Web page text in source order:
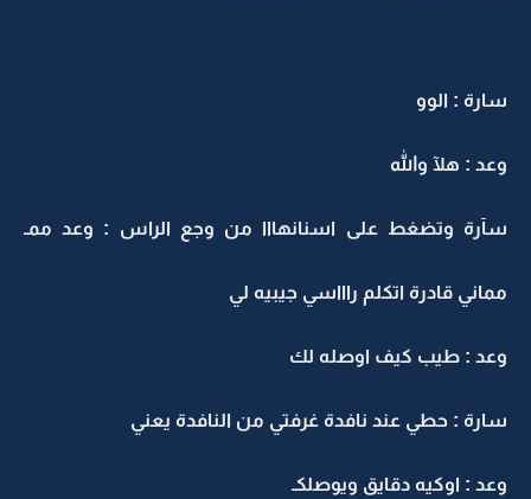
سارة : الوو
وعد : هلآ والله
سآرة وتضغط على اسنانهااا من وجع الراس : وعد ممـ
مماني قادرة اتكلم راااسي جيبيه لي
وعد : طيب كيف اوصله لك
سارة : حطي عند نافدة غرفتي من النافدة يعني
وعد : اوكيه دقايق ويوصلكـ